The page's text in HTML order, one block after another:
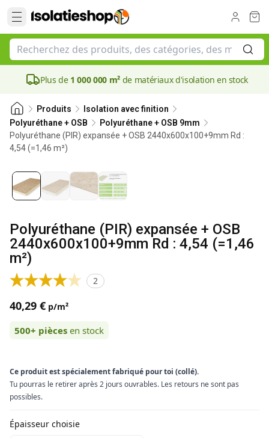
Plus de 1 000 000 m²de matériaux d'isolation en stock
Produits
Isolation avec finition
Polyuréthane + OSB
Polyuréthane + OSB 9mm
Polyuréthane (PIR) expansée + OSB 2440x600x100+9mm Rd :
4,54 (=1,46 m²)
Polyuréthane (PIR) expansée + OSB
2440x600x100+9mm Rd : 4,54 (=1,46
m²)
2
40,29 € p/m²
500+ pièces en stock
Ce produit est spécialement fabriqué pour toi (collé).
Tu pourras le retirer après 2 jours ouvrables. Les retours ne sont pas
possibles.
Épaisseur choisie